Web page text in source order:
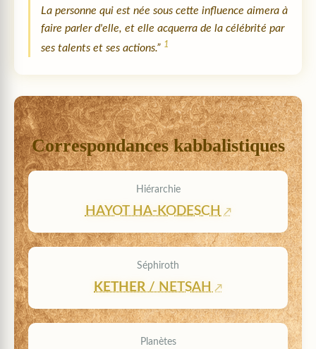
La personne qui est née sous cette influence aimera à
faire parler d'elle, et elle acquerra de la célébrité par
ses talents et ses actions.” 1
Correspondances kabbalistiques
Hiérarchie
HAYOT HA-KODESCH
Séphiroth
KETHER / NETSAH
Planètes